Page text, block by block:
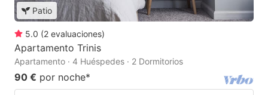
Patio
5.0 (2 evaluaciones)
Apartamento Trinis
Apartamento · 4 Huéspedes · 2 Dormitorios
90 € por noche*